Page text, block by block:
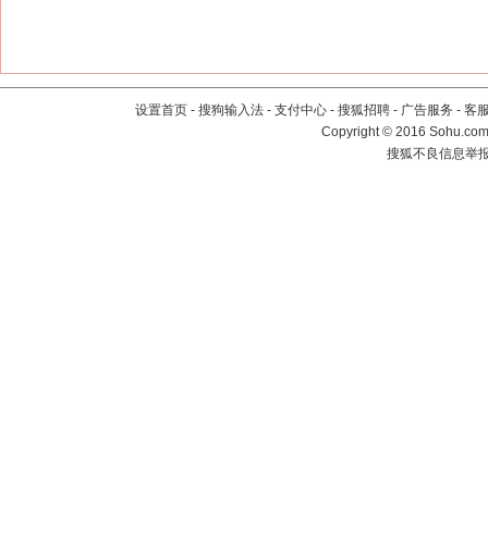
设置首页 - 搜狗输入法 - 支付中心 - 搜狐招聘 - 广告服务 - 客
Copyright©2016
搜狐不良信息举